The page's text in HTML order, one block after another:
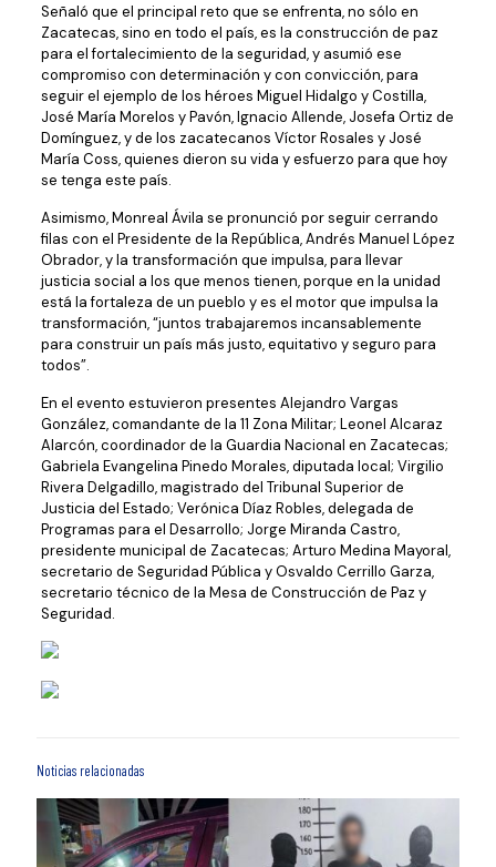
Señaló que el principal reto que se enfrenta, no sólo en
Zacatecas, sino en todo el país, es la construcción de paz
para el fortalecimiento de la seguridad, y asumió ese
compromiso con determinación y con convicción, para
seguir el ejemplo de los héroes Miguel Hidalgo y Costilla,
José María Morelos y Pavón, Ignacio Allende, Josefa Ortiz de
Domínguez, y de los zacatecanos Víctor Rosales y José
María Coss, quienes dieron su vida y esfuerzo para que hoy
se tenga este país.
Asimismo, Monreal Ávila se pronunció por seguir cerrando
filas con el Presidente de la República, Andrés Manuel López
Obrador, y la transformación que impulsa, para llevar
justicia social a los que menos tienen, porque en la unidad
está la fortaleza de un pueblo y es el motor que impulsa la
transformación, “juntos trabajaremos incansablemente
para construir un país más justo, equitativo y seguro para
todos”.
En el evento estuvieron presentes Alejandro Vargas
González, comandante de la 11 Zona Militar; Leonel Alcaraz
Alarcón, coordinador de la Guardia Nacional en Zacatecas;
Gabriela Evangelina Pinedo Morales, diputada local; Virgilio
Rivera Delgadillo, magistrado del Tribunal Superior de
Justicia del Estado; Verónica Díaz Robles, delegada de
Programas para el Desarrollo; Jorge Miranda Castro,
presidente municipal de Zacatecas; Arturo Medina Mayoral,
secretario de Seguridad Pública y Osvaldo Cerrillo Garza,
secretario técnico de la Mesa de Construcción de Paz y
Seguridad.
Noticias relacionadas